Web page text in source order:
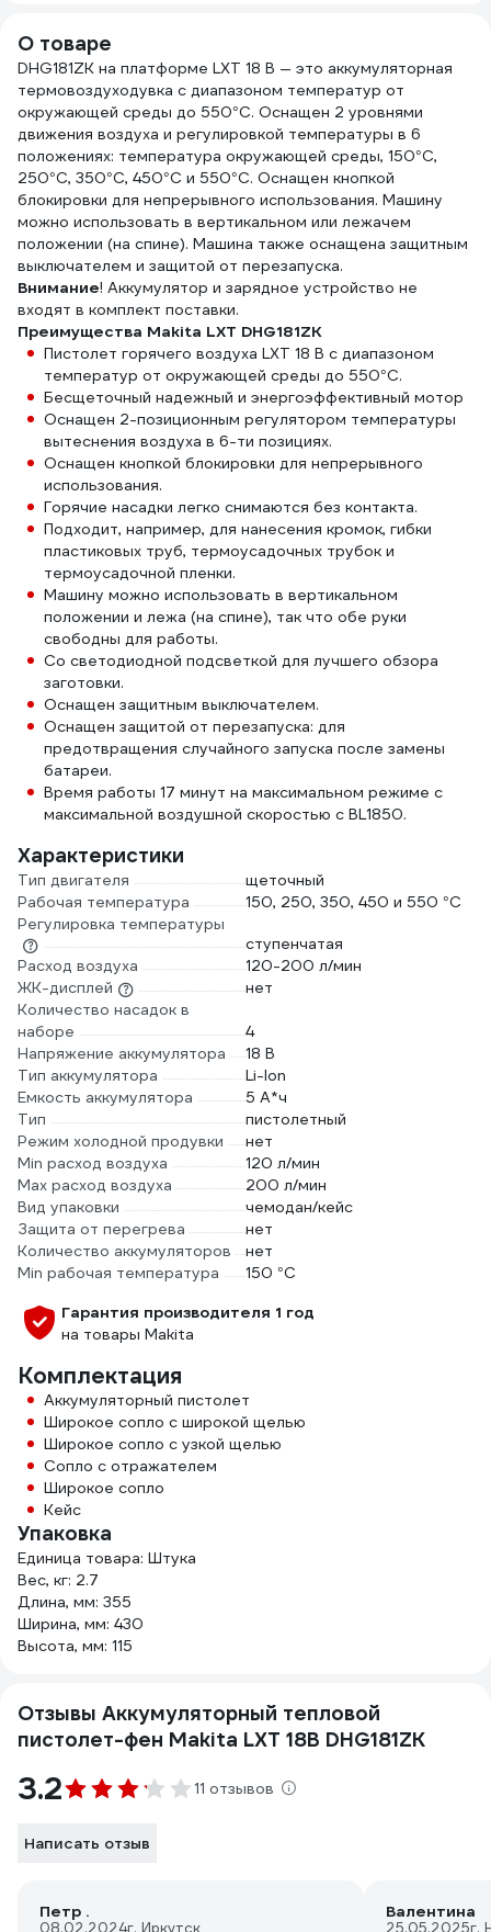
О товаре
DHG181ZK на платформе LXT 18 В — это аккумуляторная
термовоздуходувка с диапазоном температур от
окружающей среды до 550°C. Оснащен 2 уровнями
движения воздуха и регулировкой температуры в 6
положениях: температура окружающей среды, 150°С,
250°С, 350°С, 450°С и 550°С. Оснащен кнопкой
блокировки для непрерывного использования. Машину
можно использовать в вертикальном или лежачем
положении (на спине). Машина также оснащена защитным
выключателем и защитой от перезапуска.
Внимание! Аккумулятор и зарядное устройство не
входят в комплект поставки.
Преимущества Makita LXT DHG181ZK
Пистолет горячего воздуха LXT 18 В с диапазоном
температур от окружающей среды до 550°C.
Бесщеточный надежный и энергоэффективный мотор
Оснащен 2-позиционным регулятором температуры
вытеснения воздуха в 6-ти позициях.
Оснащен кнопкой блокировки для непрерывного
использования.
Горячие насадки легко снимаются без контакта.
Подходит, например, для нанесения кромок, гибки
пластиковых труб, термоусадочных трубок и
термоусадочной пленки.
Машину можно использовать в вертикальном
положении и лежа (на спине), так что обе руки
свободны для работы.
Со светодиодной подсветкой для лучшего обзора
заготовки.
Оснащен защитным выключателем.
Оснащен защитой от перезапуска: для
предотвращения случайного запуска после замены
батареи.
Время работы 17 минут на максимальном режиме с
максимальной воздушной скоростью с BL1850.
Характеристики
Тип двигателя
щеточный
Рабочая температура
150, 250, 350, 450 и 550 °С
Регулировка температуры
ступенчатая
Расход воздуха
120-200 л/мин
ЖК-дисплей
нет
Количество насадок в
наборе
4
Напряжение аккумулятора
18 В
Тип аккумулятора
Li-lon
Емкость аккумулятора
5 А*ч
Тип
пистолетный
Режим холодной продувки
нет
Min расход воздуха
120 л/мин
Max расход воздуха
200 л/мин
Вид упаковки
чемодан/кейс
Защита от перегрева
нет
Количество аккумуляторов
нет
Min рабочая температура
150 °С
Гарантия производителя 1 год
на товары Makita
Комплектация
Аккумуляторный пистолет
Широкое сопло с широкой щелью
Широкое сопло с узкой щелью
Сопло с отражателем
Широкое сопло
Кейс
Упаковка
Единица товара: Штука
Вес, кг: 2.7
Длина, мм: 355
Ширина, мм: 430
Высота, мм: 115
Отзывы Аккумуляторный тепловой
пистолет-фен Makita LXT 18В DHG181ZK
3.2 11 отзывов
Написать отзыв
Петр . Валентина